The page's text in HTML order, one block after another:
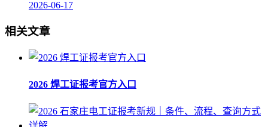
2026-06-17
相关文章
2026 焊工证报考官方入口